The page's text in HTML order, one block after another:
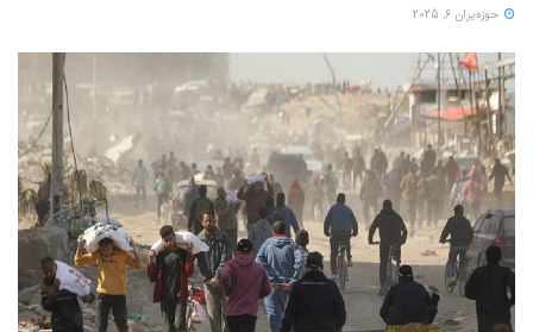
حوزه‌یران 6, 2025